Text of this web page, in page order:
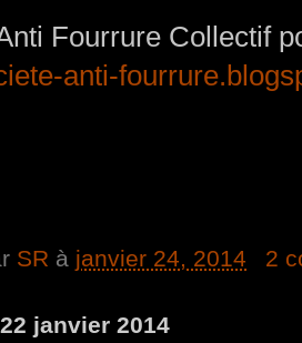
Fourrure Collectif
anti-
SR à janvier 24, 2014 2
janvier 2014